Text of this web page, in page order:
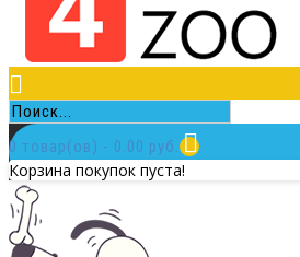
0 товар(ов) - 0.00 руб.
Корзина покупок пуста!